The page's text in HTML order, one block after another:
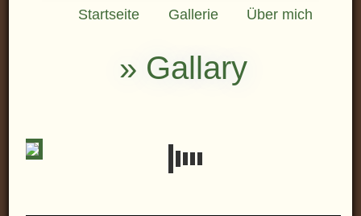
Über mich
Gallerie
Startseite
» Gallary